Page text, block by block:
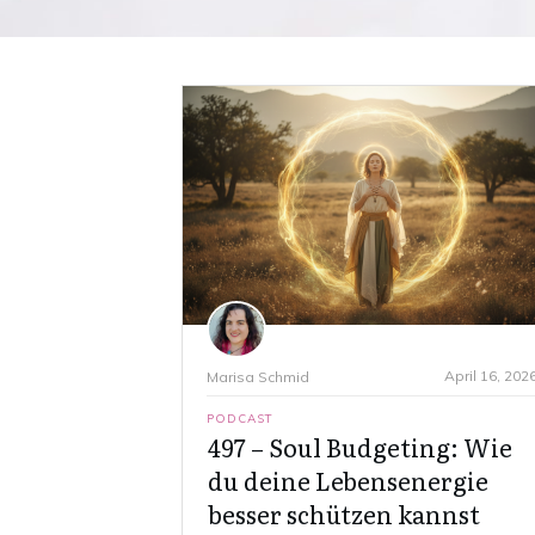
Marisa Schmid April 16,
PODCAST
497 – Soul Budgeting: Wie
du deine Lebensenergie
besser schützen kannst